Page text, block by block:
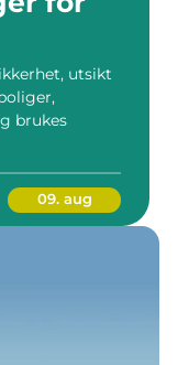
utsikt
brukes
09. aug